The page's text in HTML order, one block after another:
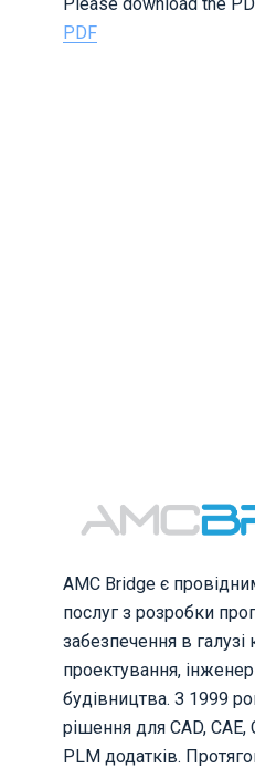
PDF
AMC Bridge є
послуг з розробки
забезпечення в
проектування,
будівництва. З 1999
рішення для CAD, CAE,
PLM додатків.